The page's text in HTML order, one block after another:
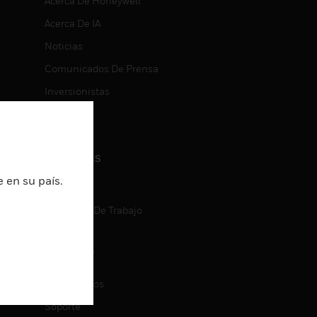
Acerca De IA
Noticias
Comunicados De Prensa
Inversionistas
CARRERAS
Carreras
Búsqueda De Trabajo
CONTACT
Contáctenos
Soporte
en su país.